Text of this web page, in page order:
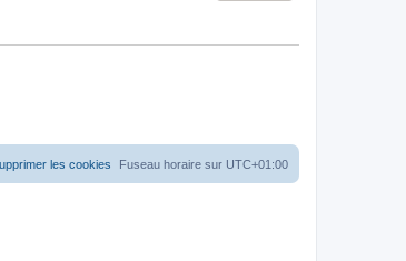
Fuseau horaire sur UTC+01:00
les cookies